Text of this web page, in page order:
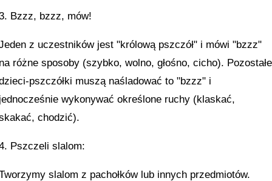
Bzzz, bzzz, mów!
z uczestników jest "królową pszczół" i mówi "bzzz"
różne sposoby (szybko, wolno, głośno, cicho). Pozostałe
pszczółki muszą naśladować to "bzzz" i
wykonywać określone ruchy (klaskać,
chodzić).
Pszczeli slalom:
slalom z pachołków lub innych przedmiotów.